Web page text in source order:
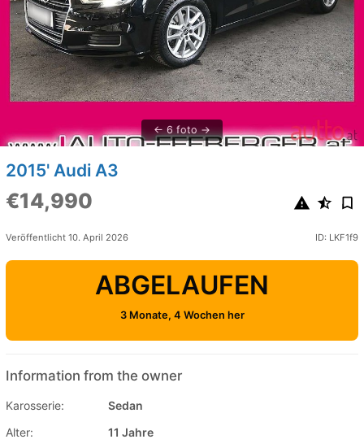
6 foto
2015' Audi A3
€14,990
Veröffentlicht 10. April 2026 ID: LKF1f9
ABGELAUFEN
3 Monate, 4 Wochen her
Information from the owner
Karosserie:
Sedan
Alter:
11 Jahre